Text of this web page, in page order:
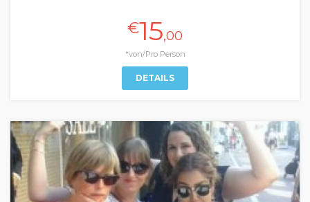
€15,00
*von/Pro Person
DETAILS